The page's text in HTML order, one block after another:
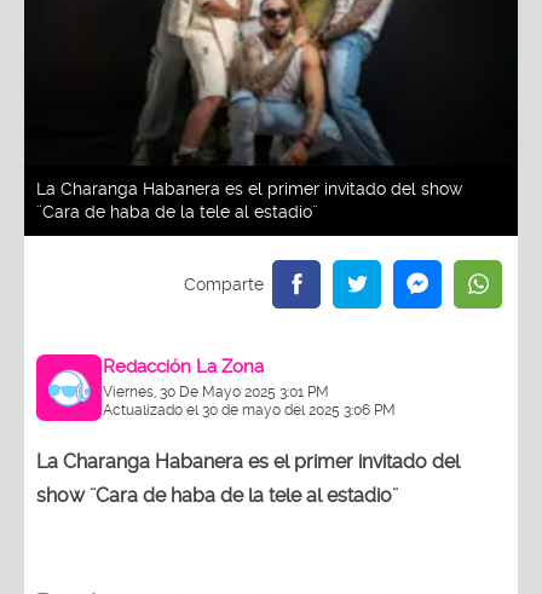
La Charanga Habanera es el primer invitado del show
¨Cara de haba de la tele al estadio¨
Redacción La Zona
Viernes, 30 De Mayo 2025 3:01 PM
Actualizado el 30 de mayo del 2025 3:06 PM
La Charanga Habanera es el primer invitado del
show ¨Cara de haba de la tele al estadio¨